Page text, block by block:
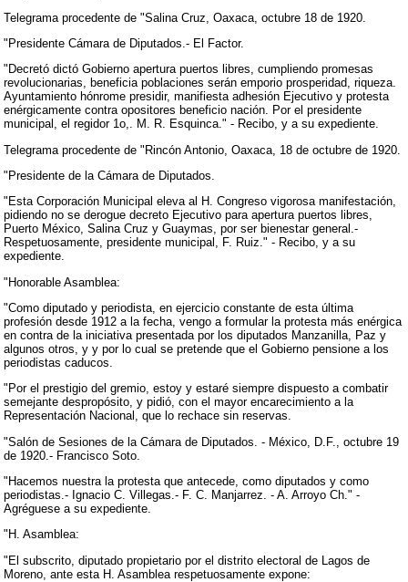
Telegrama procedente de "Salina Cruz, Oaxaca, octubre 18 de 1920.
"Presidente Cámara de Diputados.- El Factor.
"Decretó dictó Gobierno apertura puertos libres, cumpliendo promesas
revolucionarias, beneficia poblaciones serán emporio prosperidad, riqueza.
Ayuntamiento hónrome presidir, manifiesta adhesión Ejecutivo y protesta
enérgicamente contra opositores beneficio nación. Por el presidente
municipal, el regidor 1o,. M. R. Esquinca." - Recibo, y a su expediente.
Telegrama procedente de "Rincón Antonio, Oaxaca, 18 de octubre de 1920.
"Presidente de la Cámara de Diputados.
"Esta Corporación Municipal eleva al H. Congreso vigorosa manifestación,
pidiendo no se derogue decreto Ejecutivo para apertura puertos libres,
Puerto México, Salina Cruz y Guaymas, por ser bienestar general.-
Respetuosamente, presidente municipal, F. Ruiz." - Recibo, y a su
expediente.
"Honorable Asamblea:
"Como diputado y periodista, en ejercicio constante de esta última
profesión desde 1912 a la fecha, vengo a formular la protesta más enérgica
en contra de la iniciativa presentada por los diputados Manzanilla, Paz y
algunos otros, y y por lo cual se pretende que el Gobierno pensione a los
periodistas caducos.
"Por el prestigio del gremio, estoy y estaré siempre dispuesto a combatir
semejante despropósito, y pidió, con el mayor encarecimiento a la
Representación Nacional, que lo rechace sin reservas.
"Salón de Sesiones de la Cámara de Diputados. - México, D.F., octubre 19
de 1920.- Francisco Soto.
"Hacemos nuestra la protesta que antecede, como diputados y como
periodistas.- Ignacio C. Villegas.- F. C. Manjarrez. - A. Arroyo Ch." -
Agréguese a su expediente.
"H. Asamblea:
"El subscrito, diputado propietario por el distrito electoral de Lagos de
Moreno, ante esta H. Asamblea respetuosamente expone: